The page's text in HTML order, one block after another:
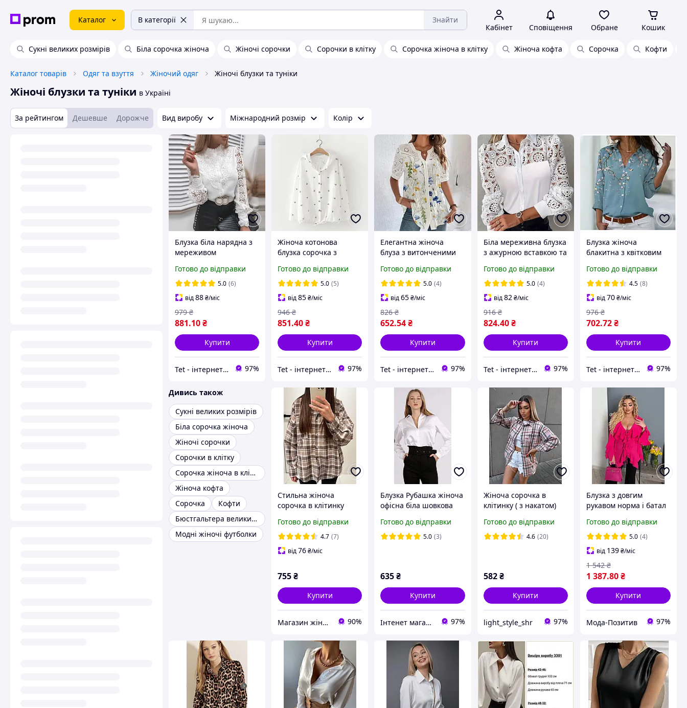
Каталог В категорії Знайти
Кабінет Сповіщення Обране Кошик
Сукні великих розмірів Біла сорочка жіноча Жіночі сорочки Сорочки в клітку Сорочка жіноча в клітку Жіноча кофта Сорочка Кофти
Каталог товарів Одяг та взуття Жіночий одяг Жіночі блузки та туніки
Жіночі блузки та туніки в Україні
За рейтингом Дешевше Дорожче Вид виробу Міжнародний розмір Колір
Блузка біла нарядна з
мереживом
Готово до відправки
5.0 (6)
від88₴/міс
881.10₴
979 ₴
Купити
Tet - інтернет-магазин товарів для дому 97%
Жіноча котонова
блузка сорочка з
Готово до відправки
5.0 (5)
від85₴/міс
851.40₴
946 ₴
Купити
Tet - інтернет-магазин товарів для дому 97%
Елегантна жіноча
блуза з витонченими
легка літня блузка з
волошками великі
розміри
Готово до відправки
5.0 (4)
від65₴/міс
652.54₴
826 ₴
Купити
Tet - інтернет-магазин товарів для дому 97%
Біла мереживна блузка
з ажурною вставкою та
Готово до відправки
5.0 (4)
від82 ₴/міс
824.40 ₴
916 ₴
Купити
Tet - інтернет-магазин товарів для дому 97%
Блузка жіноча
блакитна з квітковим
легка з відкладним
коміром і довгим
рукавом
Готово до відправки
4.5 (8)
від70₴/міс
702.72₴
976 ₴
Купити
Tet - інтернет-магазин товарів для дому 97%
Дивись також
Сукні великих розмірів
Біла сорочка жіноча
Жіночі сорочки
Сорочки в клітку
Сорочка жіноча в клітку
Жіноча кофта
Сорочка
Кофти
Бюстгальтера великих розмірів
Модні жіночі футболки
Стильна жіноча
сорочка в клітинку
48 сірий рожевий
бежевий шоколад
блакитний
Готово до відправки
4.7 (7)
від76₴/міс
755₴
Купити
Магазин жіночого одягу "Lamade" 90%
Блузка Рубашка жіноча
офісна біла шовкова
Готово до відправки
5.0 (3)
635₴
Купити
Інтенет магазин "Actualnoe" 97%
Жіноча сорочка в
клітинку ( з накатом)
Готово до відправки
4.6 (20)
582 ₴
Купити
light_style_shr 97%
Блузка з довгим
рукавом норма і батал
Готово до відправки
5.0 (4)
від 139₴/міс
1 387.80₴
1 542 ₴
Купити
Мода-Позитив 97%